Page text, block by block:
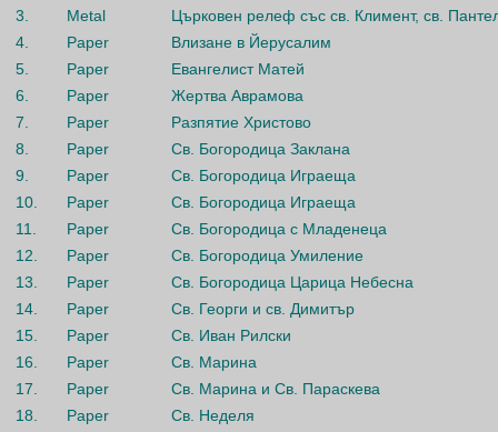
3.
Metal
Църковен релеф със св. Климент, св.
4.
Paper
Влизане в Йерусалим
5.
Paper
Евангелист Матей
6.
Paper
Жертва Аврамова
7.
Paper
Разпятие Христово
8.
Paper
Св. Богородица Заклана
9.
Paper
Св. Богородица Играеща
10.
Paper
Св. Богородица Играеща
11.
Paper
Св. Богородица с Младенеца
12.
Paper
Св. Богородица Умиление
13.
Paper
Св. Богородица Царица Небесна
14.
Paper
Св. Георги и св. Димитър
15.
Paper
Св. Иван Рилски
16.
Paper
Св. Марина
17.
Paper
Св. Марина и Св. Параскева
18.
Paper
Св. Неделя